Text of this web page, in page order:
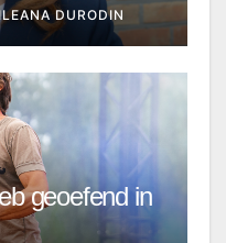
DURODIN
geoefend in